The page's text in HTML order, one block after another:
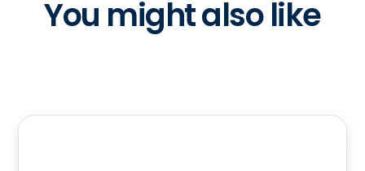
You might also like